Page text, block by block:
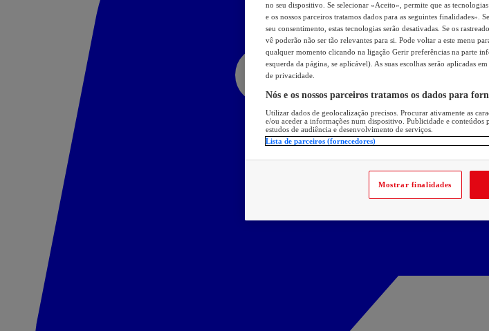
no seu dispositivo. Se selecionar «Aceito», permite que as
e os nossos parceiros tratamos dados para as seguintes
seu consentimento, estas tecnologias serão desativadas. Se os
vê poderão não ser tão relevantes para si. Pode voltar a este menu
qualquer momento clicando na ligação Gerir preferências na parte
esquerda da página, se aplicável). As suas escolhas serão aplicadas
de privacidade.
Nós e os nossos parceiros tratamos os dados para
Utilizar dados de geolocalização precisos. Procurar ativamente as
e/ou aceder a informações num dispositivo. Publicidade e conteúdos
estudos de audiência e desenvolvimento de serviços.
Lista de parceiros (fornecedores)
Mostrar finalidades